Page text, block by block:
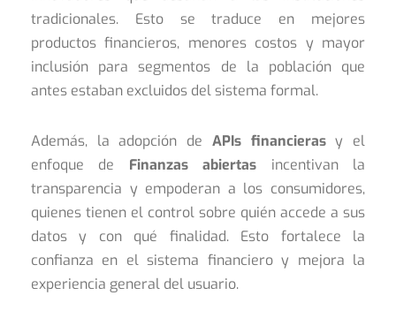
tradicionales. Esto se traduce en mejores
productos financieros, menores costos y mayor
inclusión para segmentos de la población que
antes estaban excluidos del sistema formal.
Además, la adopción de APIs financierasy el
enfoque de Finanzas abiertas incentivan la
transparencia y empoderan a los consumidores,
quienes tienen el control sobre quién accede a sus
datos y con qué finalidad. Esto fortalece la
confianza en el sistema financiero y mejora la
experiencia general del usuario.